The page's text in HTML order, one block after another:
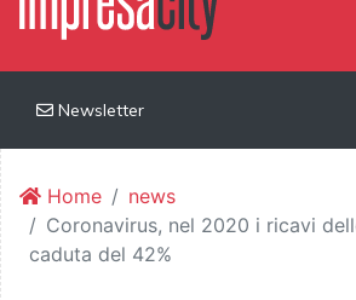
Newsletter
Home
news
Coronavirus, nel 2020 i ricavi
caduta del 42%